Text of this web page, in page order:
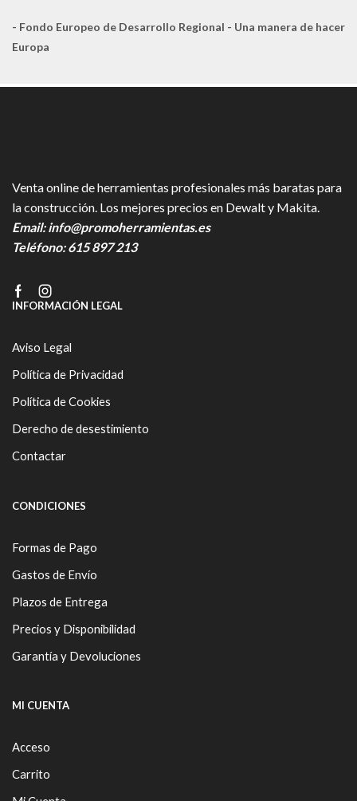
- Fondo Europeo de Desarrollo Regional - Una manera de hacer
Europa
Venta online de herramientas profesionales más baratas para
la construcción. Los mejores precios en Dewalt y Makita.
Email:info@promoherramientas.es
Teléfono:615 897 213
FacebookInstagram
INFORMACIÓN LEGAL
Aviso Legal
Política de Privacidad
Política de Cookies
Derecho de desestimiento
Contactar
CONDICIONES
Formas de Pago
Gastos de Envío
Plazos de Entrega
Precios y Disponibilidad
Garantía y Devoluciones
MI CUENTA
Acceso
Carrito